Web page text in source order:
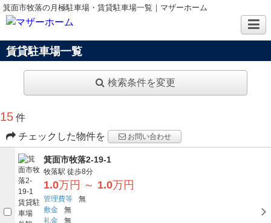
箕面市牧落の月極駐車場・賃貸駐車場一覧｜マザーホーム
賃貸駐車場一覧
検索条件を変更
15 件
チェックした物件を
お問い合わせ
箕面市牧落2-19-1
牧落駅 徒歩8分
1.0万円 ～ 1.0万円
管理費等
無
敷金
無
礼金
無